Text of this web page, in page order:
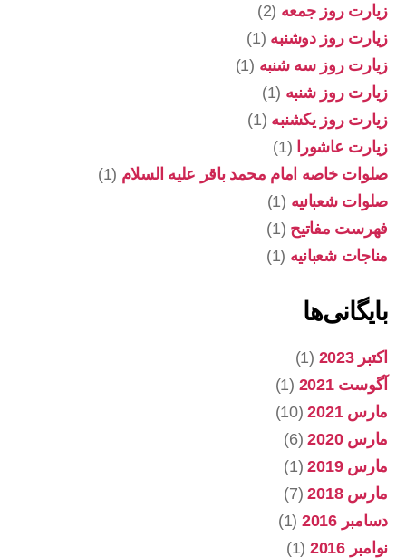
زیارت روز جمعه (2)
زیارت روز دوشنبه (1)
زیارت روز سه شنبه (1)
زیارت روز شنبه (1)
زیارت روز یکشنبه (1)
زیارت عاشورا
(1)
صلوات خاصه امام محمد باقر علیه السلام (1)
صلوات شعبانیه (1)
فهرست مفاتیح (1)
مناجات شعبانیه (1)
بایگانی‌ها
اکتبر 2023
(1)
آگوست 2021
(1)
مارس 2021
(10)
مارس 2020
(6)
مارس 2019
(1)
مارس 2018
(7)
دسامبر 2016
(1)
نوامبر 2016
(1)